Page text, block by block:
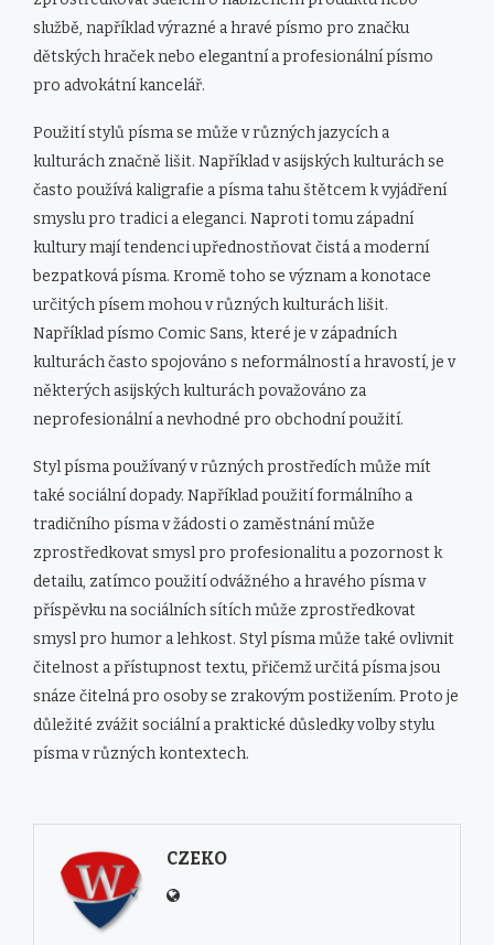
službě, například výrazné a hravé písmo pro značku
dětských hraček nebo elegantní a profesionální písmo
pro advokátní kancelář.
Použití stylů písma se může v různých jazycích a
kulturách značně lišit. Například v asijských kulturách se
často používá kaligrafie a písma tahu štětcem k vyjádření
smyslu pro tradici a eleganci. Naproti tomu západní
kultury mají tendenci upřednostňovat čistá a moderní
bezpatková písma. Kromě toho se význam a konotace
určitých písem mohou v různých kulturách lišit.
Například písmo Comic Sans, které je v západních
kulturách často spojováno s neformálností a hravostí, je v
některých asijských kulturách považováno za
neprofesionální a nevhodné pro obchodní použití.
Styl písma používaný v různých prostředích může mít
také sociální dopady. Například použití formálního a
tradičního písma v žádosti o zaměstnání může
zprostředkovat smysl pro profesionalitu a pozornost k
detailu, zatímco použití odvážného a hravého písma v
příspěvku na sociálních sítích může zprostředkovat
smysl pro humor a lehkost. Styl písma může také ovlivnit
čitelnost a přístupnost textu, přičemž určitá písma jsou
snáze čitelná pro osoby se zrakovým postižením. Proto je
důležité zvážit sociální a praktické důsledky volby stylu
písma v různých kontextech.
CZEKO